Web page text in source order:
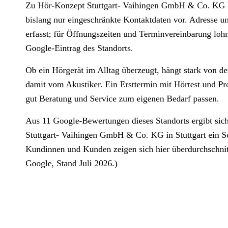
Zu Hör-Konzept Stuttgart- Vaihingen GmbH & Co. KG
bislang nur eingeschränkte Kontaktdaten vor. Adresse
erfasst; für Öffnungszeiten und Terminvereinbarung
Google-Eintrag des Standorts.
Ob ein Hörgerät im Alltag überzeugt, hängt stark von
damit vom Akustiker. Ein Ersttermin mit Hörtest und
gut Beratung und Service zum eigenen Bedarf passen.
Aus 11 Google-Bewertungen dieses Standorts ergibt
Stuttgart- Vaihingen GmbH & Co. KG in Stuttgart ein
Kundinnen und Kunden zeigen sich hier
Google, Stand Juli 2026.)